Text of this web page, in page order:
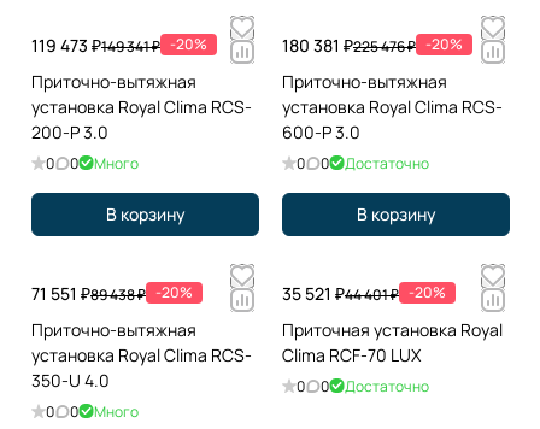
119 473 ₽149 341 ₽ -20%
Приточно-вытяжная
установка Royal Clima RCS-
200-P 3.0
0 0 Много
В корзину
180 381 ₽225 476 ₽ -20%
Приточно-вытяжная
установка Royal Clima RCS-
600-P 3.0
0 0 Достаточно
В корзину
71 551 ₽89 438 ₽ -20%
Приточно-вытяжная
установка Royal Clima RCS-
350-U 4.0
0 0 Много
35 521 ₽44 401 ₽ -20%
Приточная установка Royal
Clima RCF-70 LUX
0 0 Достаточно